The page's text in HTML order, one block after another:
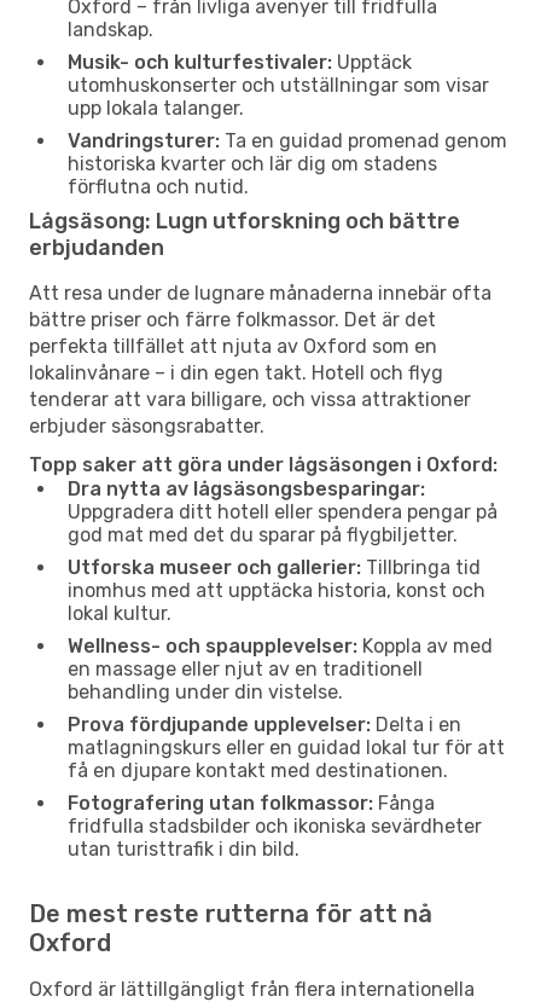
Oxford – från livliga avenyer till fridfulla
landskap.
Musik- och kulturfestivaler: Upptäck
utomhuskonserter och utställningar som visar
upp lokala talanger.
Vandringsturer: Ta en guidad promenad genom
historiska kvarter och lär dig om stadens
förflutna och nutid.
Lågsäsong: Lugn utforskning och bättre
erbjudanden
Att resa under de lugnare månaderna innebär ofta
bättre priser och färre folkmassor. Det är det
perfekta tillfället att njuta av Oxford som en
lokalinvånare – i din egen takt. Hotell och flyg
tenderar att vara billigare, och vissa attraktioner
erbjuder säsongsrabatter.
Topp saker att göra under lågsäsongen i Oxford:
Dra nytta av lågsäsongsbesparingar:
Uppgradera ditt hotell eller spendera pengar på
god mat med det du sparar på flygbiljetter.
Utforska museer och gallerier: Tillbringa tid
inomhus med att upptäcka historia, konst och
lokal kultur.
Wellness- och spaupplevelser: Koppla av med
en massage eller njut av en traditionell
behandling under din vistelse.
Prova fördjupande upplevelser: Delta i en
matlagningskurs eller en guidad lokal tur för att
få en djupare kontakt med destinationen.
Fotografering utan folkmassor: Fånga
fridfulla stadsbilder och ikoniska sevärdheter
utan turisttrafik i din bild.
De mest reste rutterna för att nå
Oxford
Oxford är lättillgängligt från flera internationella